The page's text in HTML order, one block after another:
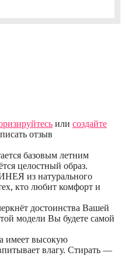
или создайте
отзыв
базовым летним
целостный образ.
из натурального
кто любит комфорт и
достоинства Вашей
модели Вы будете самой
имеет высокую
влагу. Стирать —